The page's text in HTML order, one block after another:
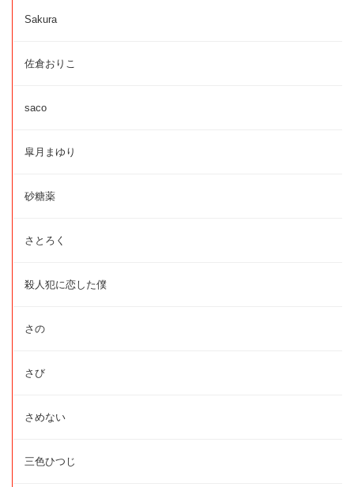
Sakura
佐倉おりこ
saco
皐月まゆり
砂糖薬
さとろく
殺人犯に恋した僕
さの
さび
さめない
三色ひつじ